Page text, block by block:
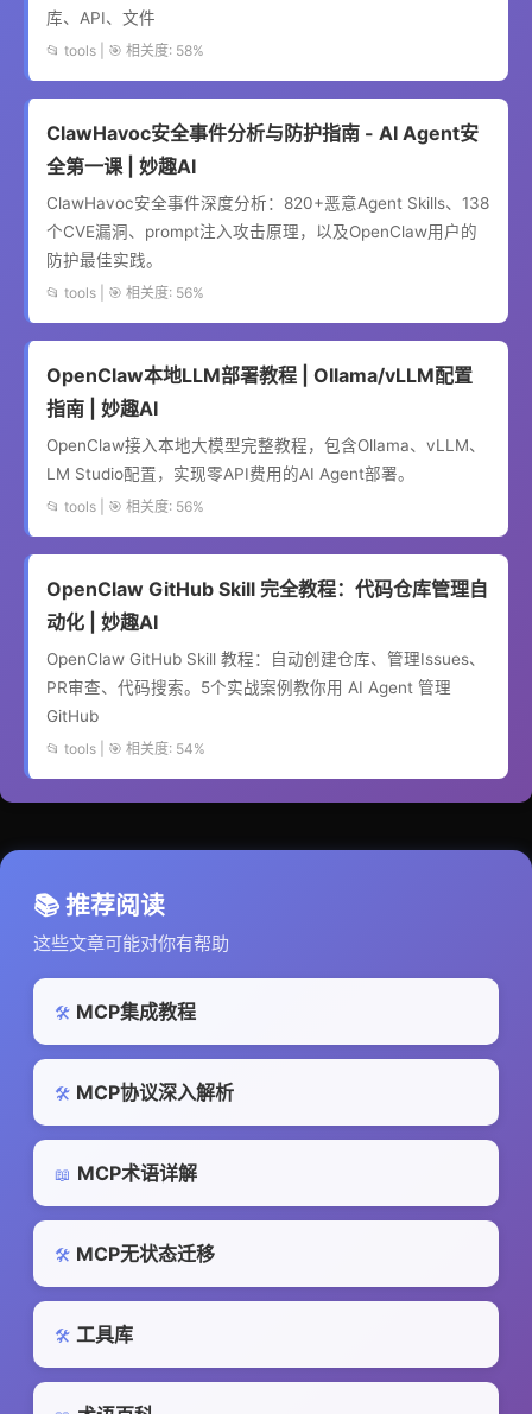
库、API、文件
📂 tools | 🎯 相关度: 58%
ClawHavoc安全事件分析与防护指南 - AI Agent安
全第一课 | 妙趣AI
ClawHavoc安全事件深度分析：820+恶意Agent Skills、138
个CVE漏洞、prompt注入攻击原理，以及OpenClaw用户的
防护最佳实践。
📂 tools | 🎯 相关度: 56%
OpenClaw本地LLM部署教程 | Ollama/vLLM配置
指南 | 妙趣AI
OpenClaw接入本地大模型完整教程，包含Ollama、vLLM、
LM Studio配置，实现零API费用的AI Agent部署。
📂 tools | 🎯 相关度: 56%
OpenClaw GitHub Skill 完全教程：代码仓库管理自
动化 | 妙趣AI
OpenClaw GitHub Skill 教程：自动创建仓库、管理Issues、
PR审查、代码搜索。5个实战案例教你用 AI Agent 管理
GitHub
📂 tools | 🎯 相关度: 54%
📚 推荐阅读
这些文章可能对你有帮助
🛠️ MCP集成教程
🛠️ MCP协议深入解析
📖 MCP术语详解
🛠️ MCP无状态迁移
🛠️ 工具库